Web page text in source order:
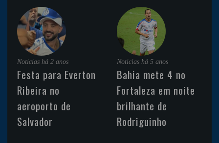
Noticias há 2 anos
Festa para Everton
Ribeira no
aeroporto de
Salvador
Noticias há 5 anos
Bahia mete 4 no
Fortaleza em noite
brilhante de
Rodriguinho